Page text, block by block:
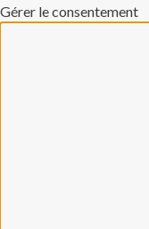
Gérer le consentement